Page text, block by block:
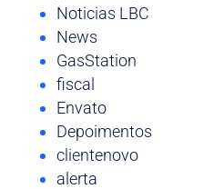
Noticias LBC
News
GasStation
fiscal
Envato
Depoimentos
clientenovo
alerta